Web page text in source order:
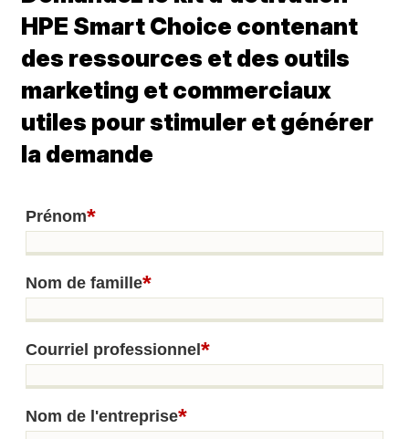
HPE Smart Choice contenant
des ressources et des outils
marketing et commerciaux
utiles pour stimuler et générer
la demande
*
Prénom
*
Nom de famille
*
Courriel professionnel
*
Nom de l'entreprise